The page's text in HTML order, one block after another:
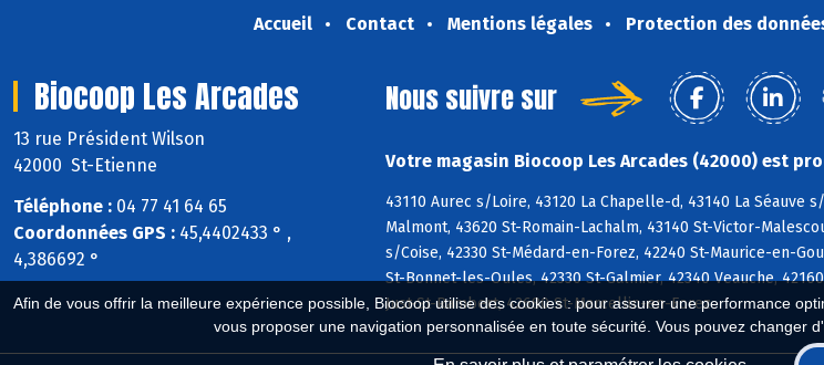
Afin de vous offrir la meilleure expérience possible, Biocoop utilise des cookies : pour assurer une performance
vous proposer une navigation personnalisée en toute sécurité. Vous pouvez changer
Accueil Contact Mentions légales Protection des
Biocoop Les Arcades
13 rue Président Wilson
42000 St-Etienne
Téléphone : 04 77 41 64 65
Coordonnées GPS : 45,4402433 ° ,
4,386692 °
Nous suivre sur
Votre magasin Biocoop Les Arcades (42000) est
43110 Aurec s/Loire, 43120 La Chapelle-d, 43140 La Séauve
Malmont, 43620 St-Romain-Lachalm, 43140 St-Victor-
s/Coise, 42330 St-Médard-en-Forez, 42240 St-Maurice-en-
St-Bonnet-les-Oules, 42330 St-Galmier, 42340 Veauche,
Just-St-Rambert, 42680 St-Marcellin-en-Forez